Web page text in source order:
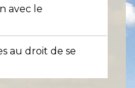
avec le
au droit de se